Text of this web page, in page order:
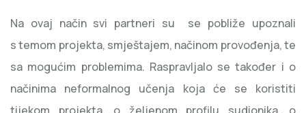
Na ovaj način svi partneri su se pobliže upoznali
s temom projekta, smještajem, načinom provođenja, te
sa mogućim problemima. Raspravljalo se također i o
načinima neformalnog učenja koja će se koristiti